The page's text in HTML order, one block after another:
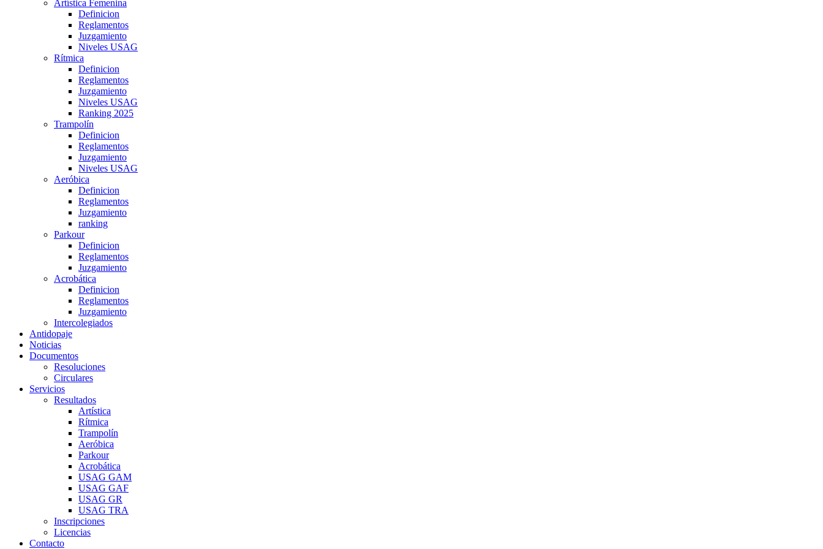
Artística Femenina
Definicion
Reglamentos
Juzgamiento
Niveles USAG
Rítmica
Definicion
Reglamentos
Juzgamiento
Niveles USAG
Ranking 2025
Trampolín
Definicion
Reglamentos
Juzgamiento
Niveles USAG
Aeróbica
Definicion
Reglamentos
Juzgamiento
ranking
Parkour
Definicion
Reglamentos
Juzgamiento
Acrobática
Definicion
Reglamentos
Juzgamiento
Intercolegiados
Antidopaje
Noticias
Documentos
Resoluciones
Circulares
Servicios
Resultados
Artística
Rítmica
Trampolín
Aeróbica
Parkour
Acrobática
USAG GAM
USAG GAF
USAG GR
USAG TRA
Inscripciones
Licencias
Contacto